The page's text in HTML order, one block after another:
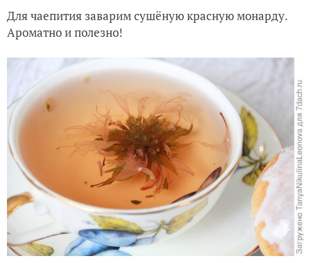
Для чаепития заварим сушёную красную монарду.
Ароматно и полезно!